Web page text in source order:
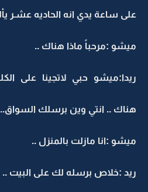
على ساعة يدي انه الحاديه عشـر
ميشو :مرحباً ماذا هناك ..
ريدا:ميشو حبي لاتجينا على
هناك .. انتي وين برسلك السواق..
ميشو :انا مازلت بالمنزل ..
ريد :خلاص برسله لك على البيت ..